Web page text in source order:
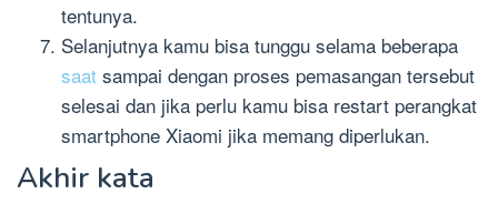
tentunya.
Selanjutnya kamu bisa tunggu selama beberapa
saat sampai dengan proses pemasangan tersebut
selesai dan jika perlu kamu bisa restart perangkat
smartphone Xiaomi jika memang diperlukan.
Akhir kata